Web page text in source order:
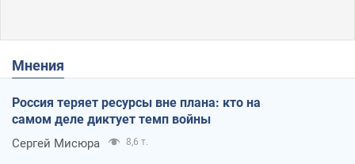
Мнения
Россия теряет ресурсы вне плана: кто на
самом деле диктует темп войны
Сергей Мисюра 8,6 т.